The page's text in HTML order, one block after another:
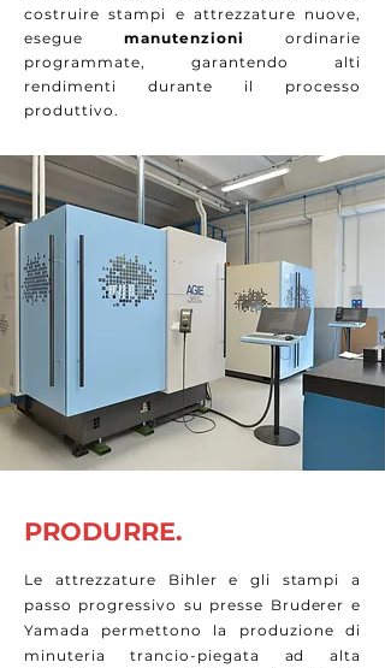
costruire stampi e attrezzature nuove,
eseguemanutenzioni
ordinarie
programmate, garantendo alti
rendimenti durante il processo
produttivo.
PRODURRE.
Le attrezzature Bihler e gli stampi a
passo progressivo su presse Bruderer e
Yamada permettono la produzione di
minuteria trancio-piegata ad alta